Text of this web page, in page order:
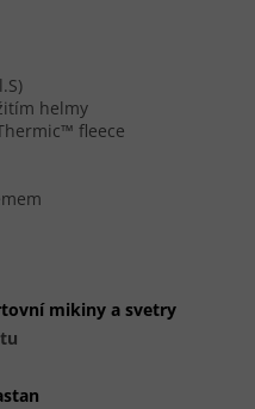
helmy
fleece
mikiny a svetry